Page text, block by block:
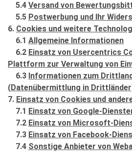
5.4 Versand von
5.5 Postwerbung und Ihr
6. Cookies und weitere
6.1 Allgemeine Informationen
6.2 Einsatz von Usercentrics
Plattform zur Verwaltung von
6.3 Informationen zum
(Datenübermittlung in
7. Einsatz von Cookies und
7.1 Einsatz von Google-
7.2 Einsatz von Microsoft-
7.3 Einsatz von Facebook-
7.4 Sonstige Anbieter von